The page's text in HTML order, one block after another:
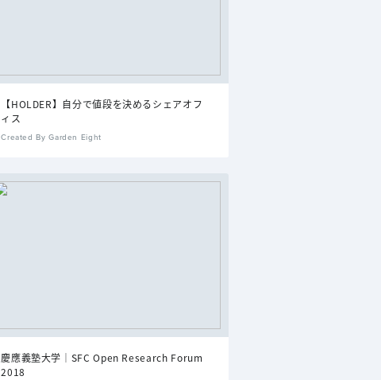
【HOLDER】自分で値段を決めるシェアオフ
ィス
Created By Garden Eight
慶應義塾大学｜SFC Open Research Forum
2018